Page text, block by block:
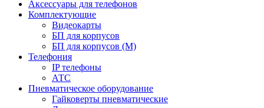
Аксессуары для телефонов
Комплектующие
Видеокарты
БП для корпусов
БП для корпусов (М)
Телефония
IP телефоны
АТС
Пневматическое оборудование
Гайковерты пневматические